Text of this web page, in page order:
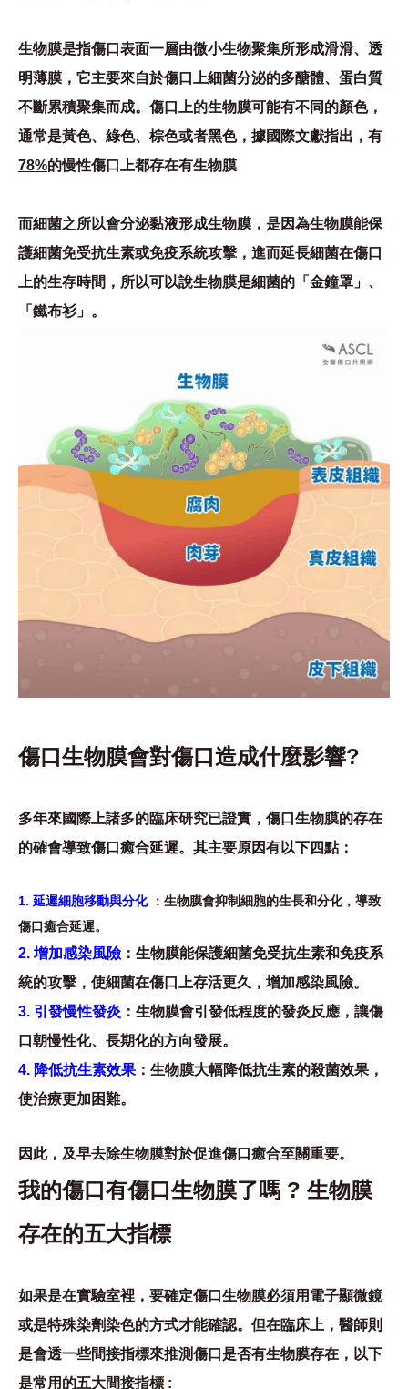
生物膜是指傷口表面一層由微小生物聚集所形成滑滑、透
明薄膜，它主要來自於傷口上細菌分泌的多醣體、蛋白質
不斷累積聚集而成。傷口上的生物膜可能有不同的顏色，
通常是黃色、綠色、棕色或者黑色，據國際文獻指出，有
78%的慢性傷口上都存在有生物膜
而細菌之所以會分泌黏液形成生物膜，是因為生物膜能保
護細菌免受抗生素或免疫系統攻擊，進而延長細菌在傷口
上的生存時間，所以可以說生物膜是細菌的「金鐘罩」、
「鐵布衫」。
傷口生物膜會對傷口造成什麼影響?
多年來國際上諸多的臨床研究已證實，傷口生物膜的存在
的確會導致傷口癒合延遲。其主要原因有以下四點：
1. 延遲細胞移動與分化：生物膜會抑制細胞的生長和分化，導致
傷口癒合延遲。
2. 增加感染風險 ：生物膜能保護細菌免受抗生素和免疫系
統的攻擊，使細菌在傷口上存活更久，增加感染風險。
3. 引發慢性發炎 ：生物膜會引發低程度的發炎反應，讓傷
口朝慢性化、長期化的方向發展。
4. 降低抗生素效果 ：生物膜大幅降低抗生素的殺菌效果，
使治療更加困難。
因此，及早去除生物膜對於促進傷口癒合至關重要。
我的傷口有傷口生物膜了嗎 ? 生物膜
存在的五大指標
如果是在實驗室裡，要確定傷口生物膜必須用電子顯微鏡
或是特殊染劑染色的方式才能確認。但在臨床上，醫師則
是會透一些間接指標來推測傷口是否有生物膜存在，以下
是常用的五大間接指標 :